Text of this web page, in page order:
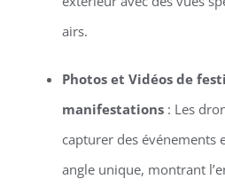
airs.
Photos et Vidéos de
manifestations: Les
capturer des événements
angle unique, montrant